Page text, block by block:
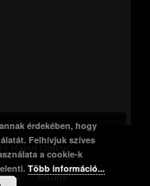
Napút Online
Rólunk
érdekében, hogy
Felhívjuk szíves
a cookie-k
Több információ...